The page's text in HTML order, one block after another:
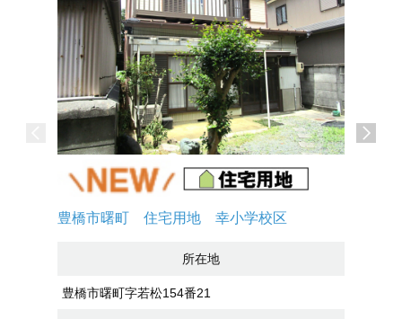
豊橋市曙町 住宅用地 幸小学校区
所在地
豊橋市曙町字若松154番21